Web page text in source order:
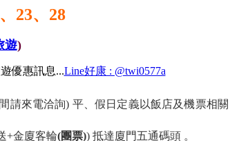
23、28
遊)
優惠訊息...Line好康 : @twi0577a
請來電洽詢) 平、假日定義以飯店及機票相關
+金廈客輪(團票)) 抵達廈門五通碼頭 。